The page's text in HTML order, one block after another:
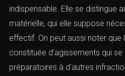
indispensable. Elle se distingue
matérielle, qui elle suppose
effectif. On peut aussi noter
constituée d’agissements qui
préparatoires à d’autres